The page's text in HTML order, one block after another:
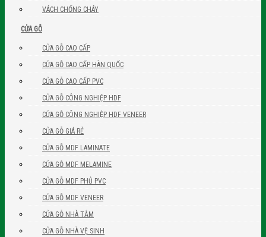
VÁCH CHỐNG CHÁY
CỬA GỖ
CỬA GỖ CAO CẤP
CỬA GỖ CAO CẤP HÀN QUỐC
CỬA GỖ CAO CẤP PVC
CỬA GỖ CÔNG NGHIỆP HDF
CỬA GỖ CÔNG NGHIỆP HDF VENEER
CỬA GỖ GIÁ RẺ
CỬA GỖ MDF LAMINATE
CỬA GỖ MDF MELAMINE
CỬA GỖ MDF PHỦ PVC
CỬA GỖ MDF VENEER
CỬA GỖ NHÀ TẮM
CỬA GỖ NHÀ VỆ SINH